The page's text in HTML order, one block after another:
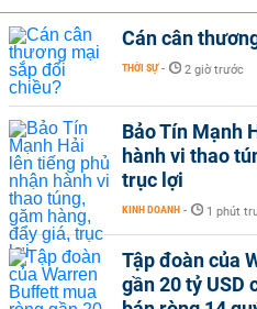
Cán cân
THỜI SỰ - 2 giờ trước
Bảo Tín Mạnh
hành vi thao
trục lợi
KINH DOANH - 1 phút
Tập đoàn của
gần 20 tỷ USD